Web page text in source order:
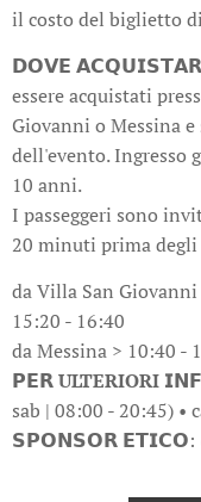
il costo del biglietto
𝗗𝗢𝗩𝗘 𝗔𝗖𝗤𝗨𝗜𝗦𝗧𝗔𝗥𝗘
essere acquistati
Giovanni o Messina
dell'evento. Ingresso
10 anni.
I passeggeri sono
20 minuti prima
da Villa San
15:20 - 16:40
da Messina > 10:40 -
𝗣𝗘𝗥 ULTERIORI
sab | 08:00 - 20:45)
𝗦𝗣𝗢𝗡𝗦𝗢𝗥 𝗘𝗧𝗜𝗖𝗢: